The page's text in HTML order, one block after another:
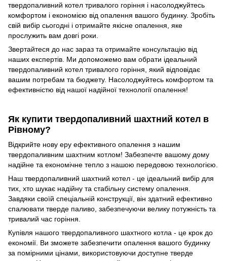
твердопаливний котел тривалого горіння і насолоджуйтесь
комфортом і економією від опалення вашого будинку. Зробіть
свій вибір сьогодні і отримайте якісне опалення, яке
прослужить вам довгі роки.
Звертайтеся до нас зараз та отримайте консультацію від
наших експертів. Ми допоможемо вам обрати ідеальний
твердопаливний котел тривалого горіння, який відповідає
вашим потребам та бюджету. Насолоджуйтесь комфортом та
ефективністю від нашої надійної технології опалення!
Як купити твердопаливний шахтний котел в
Рівному?
Відкрийте нову еру ефективного опалення з нашим
твердопаливним шахтним котлом! Забезпечте вашому дому
надійне та економічне тепло з нашою передовою технологією.
Наш твердопаливний шахтний котел - це ідеальний вибір для
тих, хто шукає надійну та стабільну систему опалення.
Завдяки своїй спеціальній конструкції, він здатний ефективно
спалювати тверде паливо, забезпечуючи велику потужність та
тривалий час горіння.
Купівля нашого твердопаливного шахтного котла - це крок до
економії. Ви зможете забезпечити опалення вашого будинку
за помірними цінами, використовуючи доступне тверде